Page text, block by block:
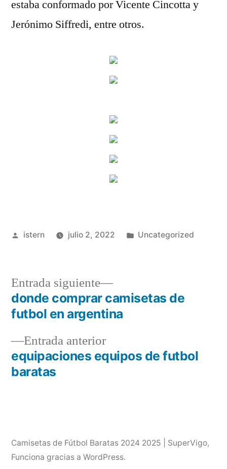
estaba conformado por Vicente Cincotta y
Jerónimo Siffredi, entre otros.
Publicado
istern julio 2, 2022
Publicado
Uncategorized
Navegación
entradas
Entrada anteriorEntrada
anterior:
equipaciones equipos de futbol
baratas
Entrada siguiente
Entrada
siguiente:
donde comprar camisetas de
futbol en argentina
Camisetas de Fútbol Baratas 2024 2025 | SuperVigo,
Funciona gracias a WordPress.